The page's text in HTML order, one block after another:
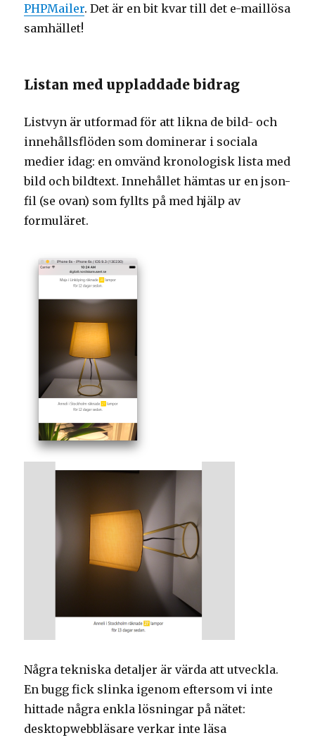
PHPMailer. Det är en bit kvar till det e-maillösa
samhället!
Listan med uppladdade bidrag
Listvyn är utformad för att likna de bild- och
innehållsflöden som dominerar i sociala
medier idag: en omvänd kronologisk lista med
bild och bildtext. Innehållet hämtas ur en json-
fil (se ovan) som fyllts på med hjälp av
formuläret.
Några tekniska detaljer är värda att utveckla.
En bugg fick slinka igenom eftersom vi inte
hittade några enkla lösningar på nätet:
desktopwebbläsare verkar inte läsa